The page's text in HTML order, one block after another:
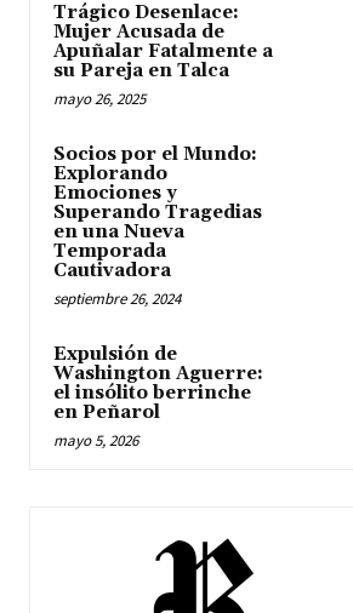
Trágico Desenlace:
Mujer Acusada de
Apuñalar Fatalmente a
su Pareja en Talca
mayo 26, 2025
Socios por el Mundo:
Explorando
Emociones y
Superando Tragedias
en una Nueva
Temporada
Cautivadora
septiembre 26, 2024
Expulsión de
Washington Aguerre:
el insólito berrinche
en Peñarol
mayo 5, 2026